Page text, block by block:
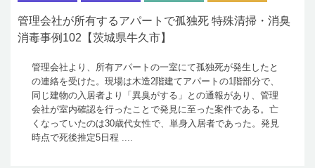
管理会社が所有するアパートで孤独死 特殊清掃・消臭
消毒事例102【茨城県牛久市】
管理会社より、所有アパートの一室にて孤独死が発生したと
の連絡を受けた。現場は木造2階建てアパートの1階部分で、
同じ建物の入居者より「異臭がする」との通報があり、管理
会社が室内確認を行ったことで発見に至った案件である。亡
くなっていたのは30歳代女性で、単身入居者であった。発見
時点で死後推定5日程 ....